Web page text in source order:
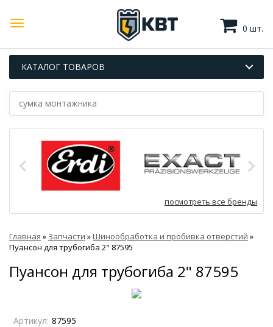
0 шт.
КАТАЛОГ ТОВАРОВ
посмотреть все бренды
Главная » Запчасти »Шинообработка и пробивка отверстий »
Пуансон для трубогиба 2" 87595
Пуансон для трубогиба 2" 87595
Артикул: 87595